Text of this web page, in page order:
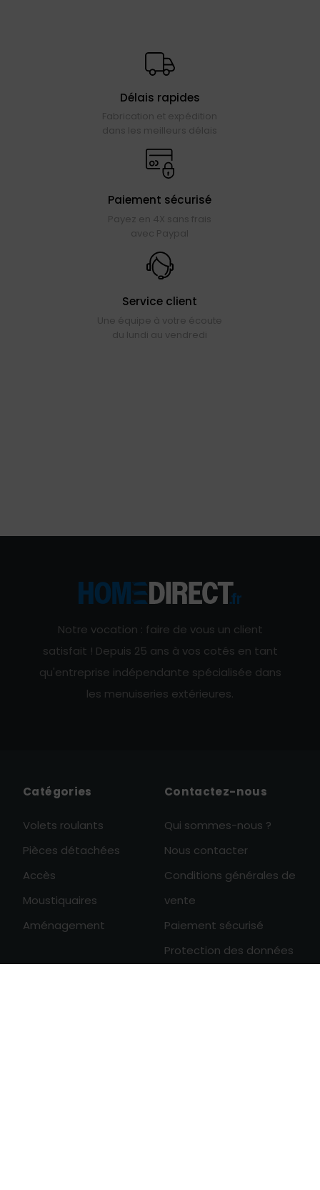
Délais rapides
Fabrication et expédition
dans les meilleurs délais
Paiement sécurisé
Payez en 4X sans frais
avec Paypal
Service client
Une équipe à votre écoute
du lundi au vendredi
Notre vocation : faire de vous un client
satisfait ! Depuis 25 ans à vos cotés en tant
qu'entreprise indépendante spécialisée dans
les menuiseries extérieures.
Catégories
Volets roulants
Pièces détachées
Accès
Moustiquaires
Aménagement
Contactez-nous
Qui sommes-nous ?
Nous contacter
Conditions générales de
vente
Paiement sécurisé
Protection des données